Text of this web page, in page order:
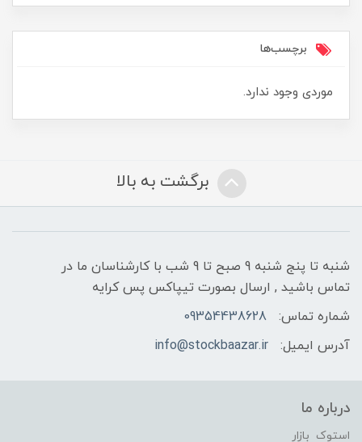
برچسب‌ها
موردی وجود ندارد.
برگشت به بالا
شنبه تا پنج شنبه 9 صبح تا 9 شب با کارشناسان ما در
تماس باشید , ارسال بصورت تیپاکس پس کرایه
شماره تماس:
09354438628
آدرس ایمیل:
info@stockbaazar.ir
درباره ما
استوک بازار